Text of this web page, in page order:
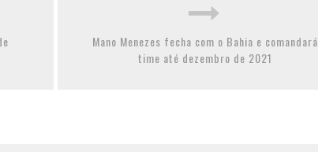
Mano Menezes fecha com o Bahia e comandará
time até dezembro de 2021